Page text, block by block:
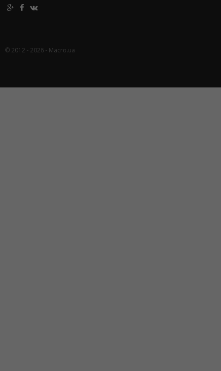
© 2012 - 2026 - Macro.ua